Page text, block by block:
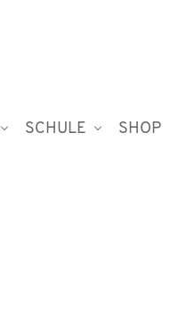
SCHULE SHOP